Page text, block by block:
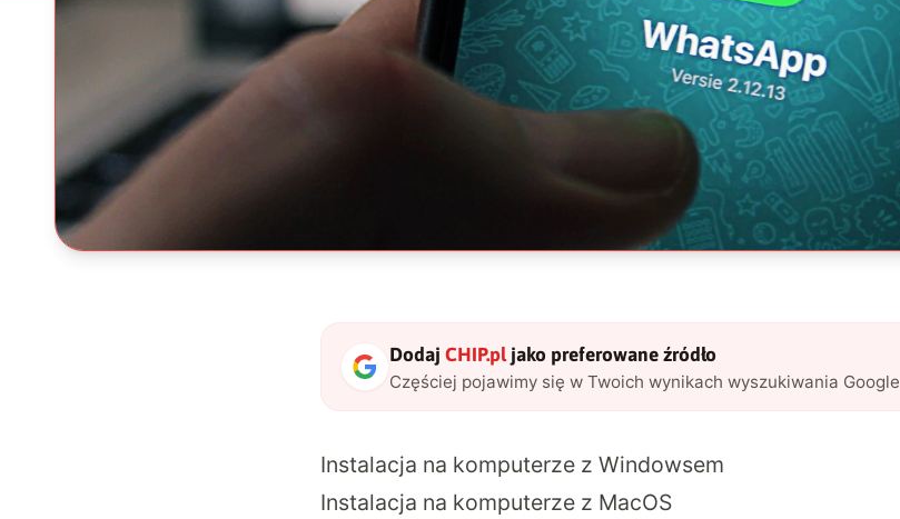
Dodaj CHIP.pljako preferowane źródło
Częściej pojawimy się w Twoich wynikach wyszukiwania Google
Instalacja na komputerze z Windowsem
Instalacja na komputerze z MacOS